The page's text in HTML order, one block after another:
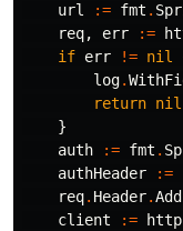
url
:= fmt .
req, err :=
if err != nil
log.
return nil
}
auth
:= fmt .
authHeader
:=
req. Header.Add
client
:= http